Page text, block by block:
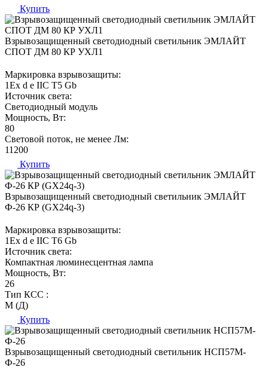
Купить
Взрывозащищенный светодиодный светильник ЭМЛАЙТ
СПОТ ДМ 80 КР УХЛ1
Маркировка взрывозащиты:
1Ех d е IIC T5 Gb
Источник света:
Светодиодный модуль
Мощность, Вт:
80
Световой поток, не менее Лм:
11200
Купить
Взрывозащищенный светодиодный светильник ЭМЛАЙТ
Ф-26 КР (GX24q-3)
Маркировка взрывозащиты:
1Ех d е IIC T6 Gb
Источник света:
Компактная люминесцентная лампа
Мощность, Вт:
26
Тип КСС :
М (Д)
Купить
Взрывозащищенный светодиодный светильник НСП57М-
Ф-26